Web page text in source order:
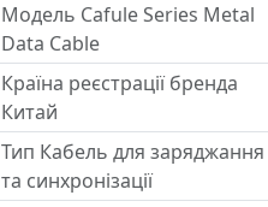
Модель Cafule Series Metal
Data Cable
Країна реєстрації бренда
Китай
Тип Кабель для заряджання
та синхронізації